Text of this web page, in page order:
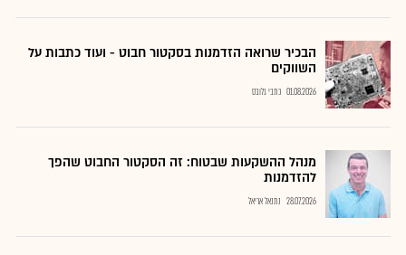
הבכיר שרואה הזדמנות בסקטור חבוט - ועוד כתבות על
השווקים
01.08.2026 כתבי גלובס
מנהל ההשקעות שבטוח: זה הסקטור החבוט שהפך
להזדמנות
28.07.2026 נתנאל אריאל